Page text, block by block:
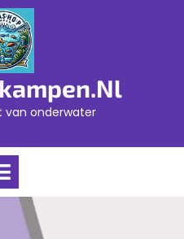
van onderwater
Open